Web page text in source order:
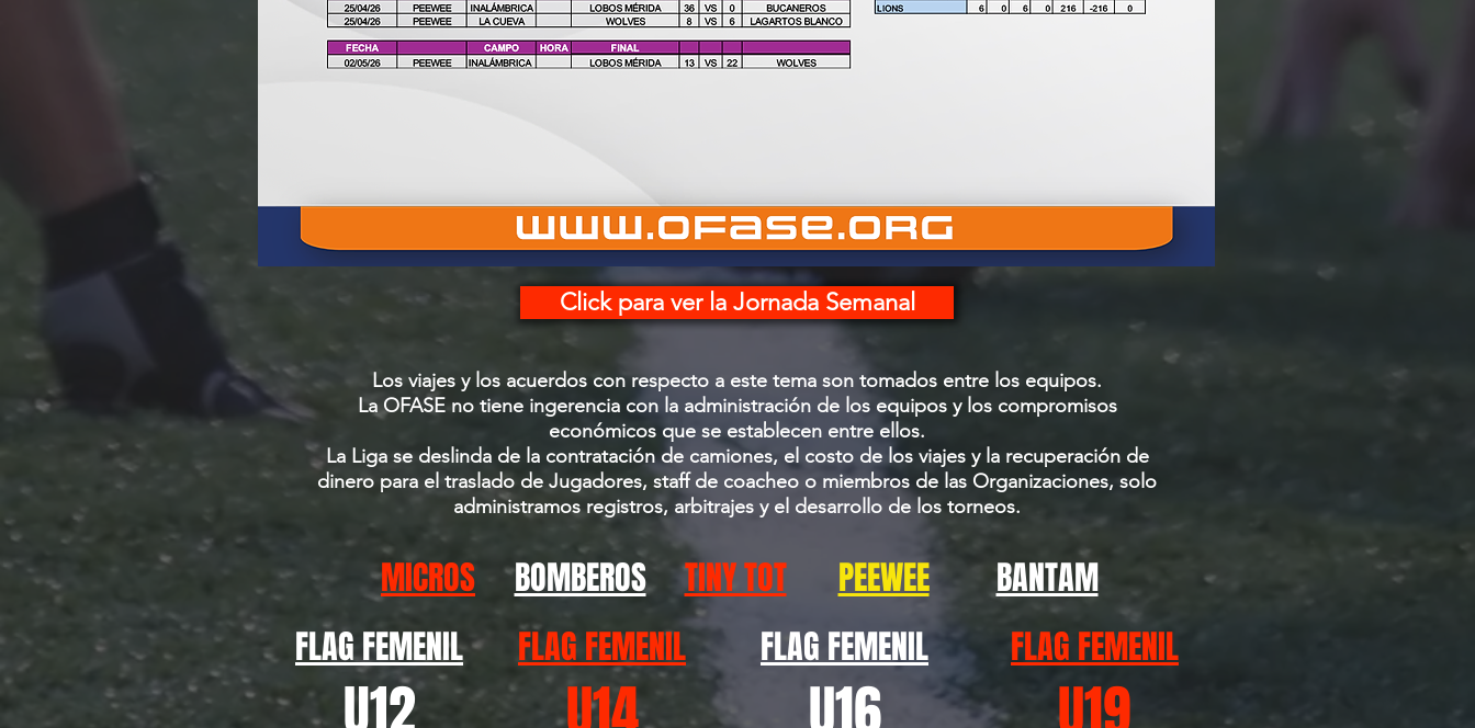
Click para ver la Jornada Semanal
Los viajes y los acuerdos con respecto a este tema son tomados entre los equipos.
La OFASE no tiene ingerencia con la administración de los equipos y los compromisos
económicos que se establecen entre ellos.
La Liga se deslinda de la contratación de camiones, el costo de los viajes y la recuperación de
dinero para el traslado de Jugadores, staff de coacheo o miembros de las Organizaciones, solo
administramos registros, arbitrajes y el desarrollo de los torneos.
MICROS
FLAG FEMENIL
U12
BOMBEROS TINY TOT
PEEWEE
FLAG FEMENIL
FLAG FEMENIL
BANTAM
FLAG FEMENIL